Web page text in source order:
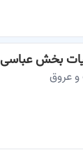
بخش عباسی
عروق